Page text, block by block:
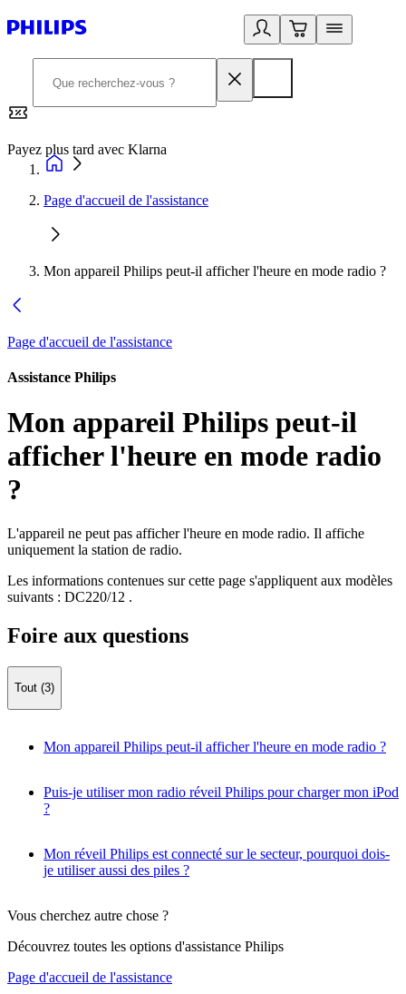
Payez plus tard avec Klarna
Page d'accueil de l'assistance
Mon appareil Philips peut-il afficher l'heure en mode radio ?
Page d'accueil de l'assistance
Assistance Philips
Mon appareil Philips peut-il
afficher l'heure en mode radio
?
L'appareil ne peut pas afficher l'heure en mode radio. Il affiche
uniquement la station de radio.
Les informations contenues sur cette page s'appliquent aux modèles
suivants : DC220/12 .
Foire aux questions
Tout (3)
Mon appareil Philips peut-il afficher l'heure en mode radio ?
Puis-je utiliser mon radio réveil Philips pour charger mon iPod
?
Mon réveil Philips est connecté sur le secteur, pourquoi dois-
je utiliser aussi des piles ?
Vous cherchez autre chose ?
Découvrez toutes les options d'assistance Philips
Page d'accueil de l'assistance